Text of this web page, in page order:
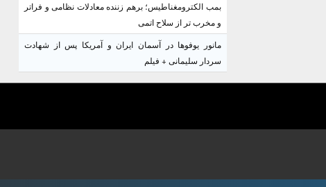
بمب الکترومغناطیس؛ برهم زننده معادلات نظامی و فراتر
و مخرب تر از سلاح اتمی
مانور یوفوها در آسمان ایران و آمریکا پس از شهادت
سردار سلیمانی + فیلم